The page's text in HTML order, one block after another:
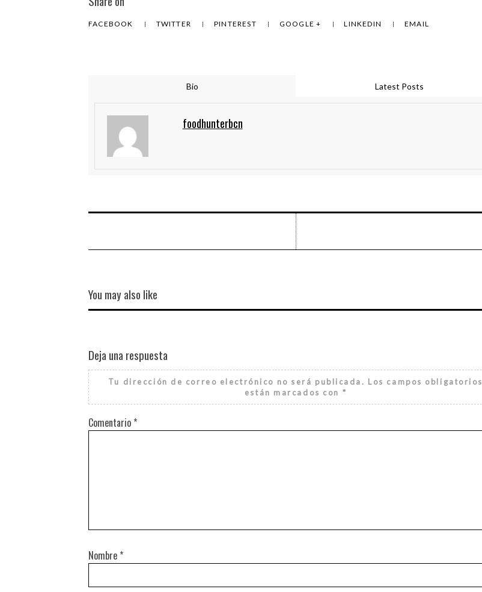
FACEBOOK TWITTER PINTEREST GOOGLE + LINKEDIN EMAIL
Bio Latest Posts
foodhunterbcn
You may also like
Deja una respuesta
Tu dirección de correo electrónico no será publicada. Los campos obligatorios
están marcados con *
Comentario *
Nombre *